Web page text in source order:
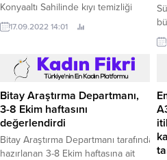
Konyaaltı Sahilinde kıyı temizliği
yaptı.17.09.2022 14:01
Bitay Araştırma Departmanı,
3-8 Ekim haftasını
değerlendirdi
Bitay Araştırma Departmanı tarafından
hazırlanan 3-8 Ekim haftasına ait